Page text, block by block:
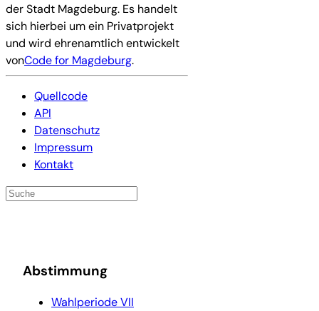
der Stadt Magdeburg. Es handelt
sich hierbei um ein Privatprojekt
und wird ehrenamtlich entwickelt
vonCode for Magdeburg.
Quellcode
API
Datenschutz
Impressum
Kontakt
Abstimmung
Wahlperiode VII